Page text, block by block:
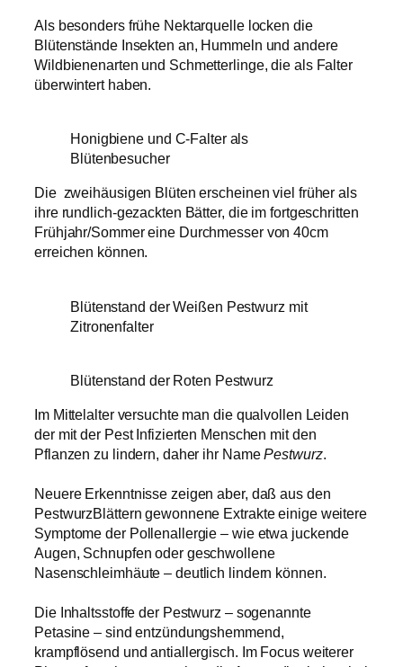
Als besonders frühe Nektarquelle locken die
Blütenstände Insekten an, Hummeln und andere
Wildbienenarten und Schmetterlinge, die als Falter
überwintert haben.
Honigbiene und C-Falter als
Blütenbesucher
Die zweihäusigen Blüten erscheinen viel früher als
ihre rundlich-gezackten Bätter, die im fortgeschritten
Frühjahr/Sommer eine Durchmesser von 40cm
erreichen können.
Blütenstand der Weißen Pestwurz mit
Zitronenfalter
Blütenstand der Roten Pestwurz
Im Mittelalter versuchte man die qualvollen Leiden
der mit der Pest Infizierten Menschen mit den
Pflanzen zu lindern, daher ihr NamePestwurz.
Neuere Erkenntnisse zeigen aber, daß aus den
PestwurzBlättern gewonnene Extrakte einige weitere
Symptome der Pollenallergie – wie etwa juckende
Augen, Schnupfen oder geschwollene
Nasenschleimhäute – deutlich lindern können.
Die Inhaltsstoffe der Pestwurz – sogenannte
Petasine – sind entzündungshemmend,
krampflösend und antiallergisch. Im Focus weiterer